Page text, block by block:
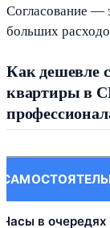
Согласование —
больших
Как дешевле
квартиры в
Часы в